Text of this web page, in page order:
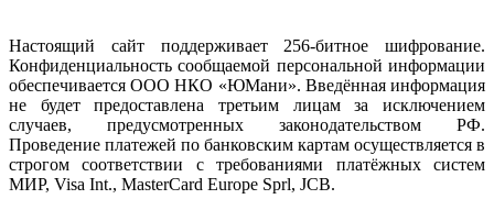
Настоящий сайт поддерживает 256-битное шифрование.
Конфиденциальность сообщаемой персональной информации
обеспечивается ООО НКО «ЮМани». Введённая информация
не будет предоставлена третьим лицам за исключением
случаев, предусмотренных законодательством РФ.
Проведение платежей по банковским картам осуществляется в
строгом соответствии с требованиями платёжных систем
МИР, Visa Int., MasterCard Europe Sprl, JCB.